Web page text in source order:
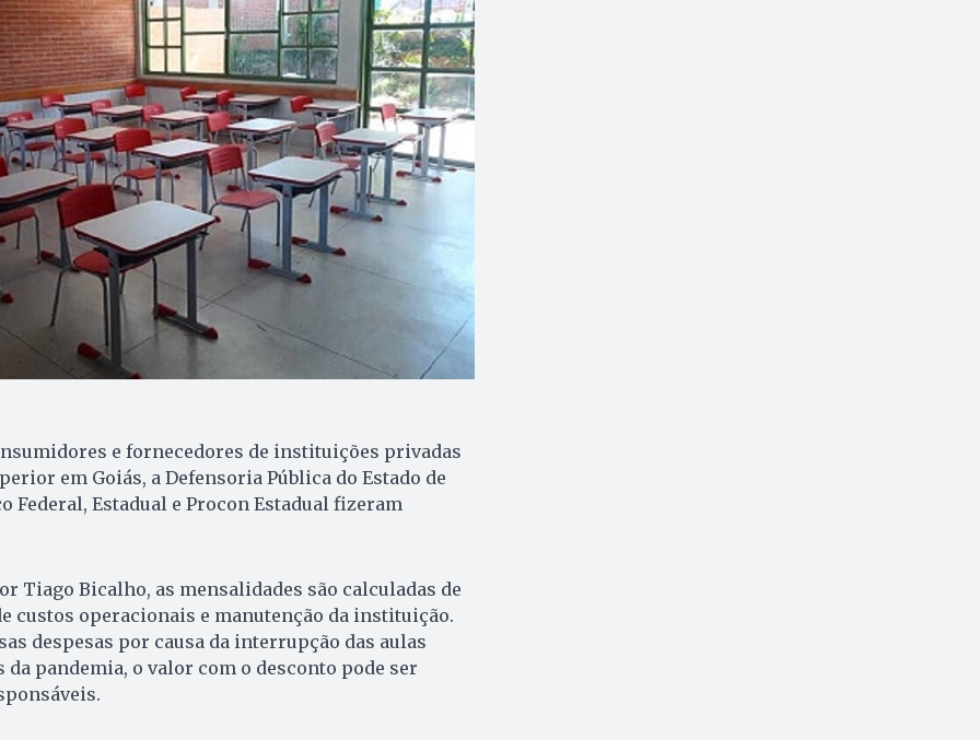
e fornecedores de instituições privadas
em Goiás, a Defensoria Pública do Estado de
Federal, Estadual e Procon Estadual fizeram
Tiago Bicalho, as mensalidades são calculadas de
custos operacionais e manutenção da instituição.
despesas por causa da interrupção das aulas
pandemia, o valor com o desconto pode ser